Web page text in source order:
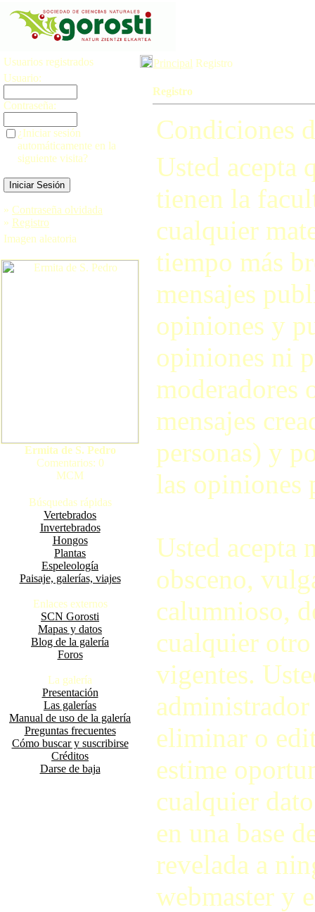
Usuarios registrados
Usuario:
Contraseña:
¿Iniciar sesión
automáticamente en la
siguiente visita?
» Contraseña olvidada
» Registro
Imagen aleatoria
Ermita de S. Pedro
Comentarios: 0
MCM
Búsquedas rápidas
Vertebrados
Invertebrados
Hongos
Plantas
Espeleología
Paisaje, galerías, viajes
Enlaces externos
SCN Gorosti
Mapas y datos
Blog de la galería
Foros
La galería
Presentación
Las galerías
Manual de uso de la galería
Preguntas frecuentes
Cómo buscar y suscribirse
Créditos
Darse de baja
Principal Registro
Registro
Condiciones
Usted acepta
tienen la
cualquier
tiempo más
mensajes
opiniones y
opiniones ni
moderadores
mensajes
personas) y
las opiniones
Usted acepta
obsceno,
calumnioso,
cualquier
vigentes.
administrador
eliminar o
estime
cualquier
en una base
revelada a
webmaster y